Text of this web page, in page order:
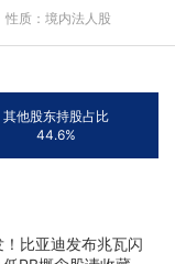
性质：境内法人股
其他股东持股占比
44.6%
比亚迪发布兆瓦闪